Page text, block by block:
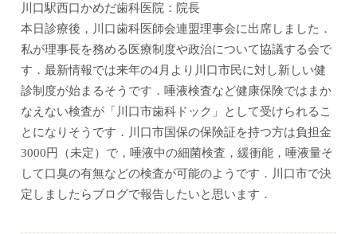
川口駅西口かめだ歯科医院：院長
本日診療後，川口歯科医師会連盟理事会に出席しました．
私が理事長を務める医療制度や政治について協議する会で
す．最新情報では来年の4月より川口市民に対し新しい健
診制度が始まるそうです．唾液検査など健康保険ではまか
なえない検査が「川口市歯科ドック」として受けられるこ
とになりそうです．川口市国保の保険証を持つ方は負担金
3000円（未定）で，唾液中の細菌検査，緩衝能，唾液量そ
して口臭の有無などの検査が可能のようです．川口市で決
定しましたらブログで報告したいと思います．